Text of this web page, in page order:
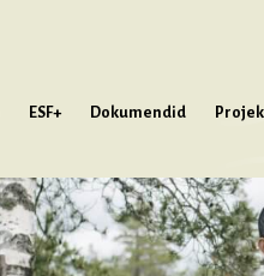
ESF+ Dokumendid